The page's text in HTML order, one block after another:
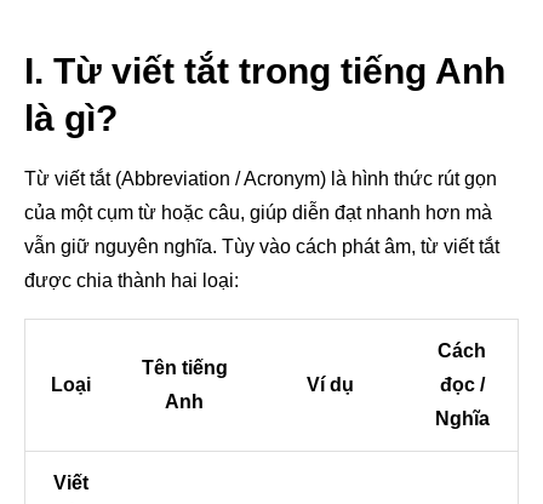
I. Từ viết tắt trong tiếng Anh
là gì?
Từ viết tắt (Abbreviation / Acronym) là hình thức rút gọn
của một cụm từ hoặc câu, giúp diễn đạt nhanh hơn mà
vẫn giữ nguyên nghĩa. Tùy vào cách phát âm, từ viết tắt
được chia thành hai loại:
Loại
Tên tiếng
Anh
Ví dụ
Cách
đọc /
Nghĩa
Viết